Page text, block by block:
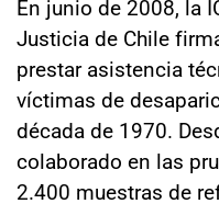
En junio de 2008, la
Justicia de Chile
prestar asistencia
víctimas de
década de 1970.
colaborado en las
2.400 muestras de